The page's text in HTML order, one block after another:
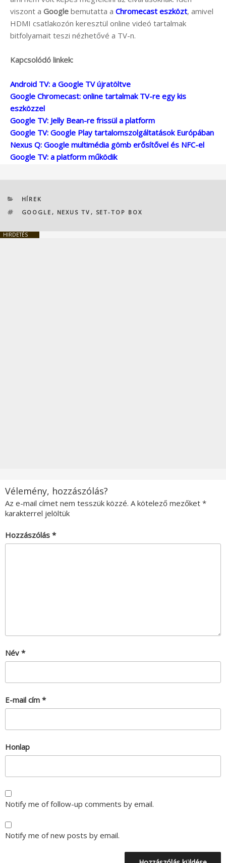
viszont a Google bemutatta a Chromecast eszközt, amivel
HDMI csatlakozón keresztül online videó tartalmak
bitfolyamait teszi nézhetővé a TV-n.
Kapcsolódó linkek:
Android TV: a Google TV újratöltve
Google Chromecast: online tartalmak TV-re egy kis
eszközzel
Google TV: Jelly Bean-re frissül a platform
Google TV: Google Play tartalomszolgáltatások Európában
Nexus Q: Google multimédia gömb erősítővel és NFC-el
Google TV: a platform működik
KATEGÓRIÁK
HÍREK
CÍMKÉK
GOOGLE , NEXUS TV , SET-TOP BOX
HIRDETÉS
Vélemény, hozzászólás?
Az e-mail címet nem tesszük közzé. A kötelező mezőket *
karakterrel jelöltük
Hozzászólás *
Név *
E-mail cím *
Honlap
Notify me of follow-up comments by email.
Notify me of new posts by email.